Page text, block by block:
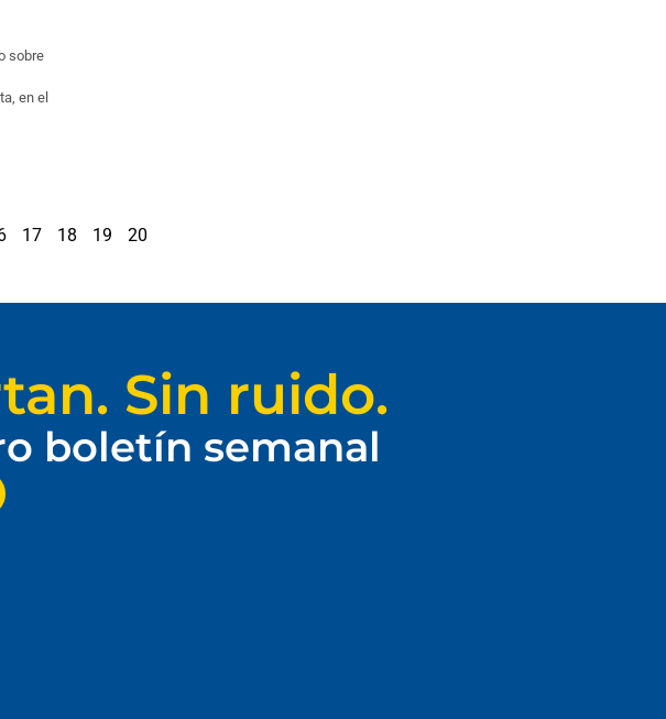
sobre
en el
17 18 19 20
Sin ruido.
boletín semanal